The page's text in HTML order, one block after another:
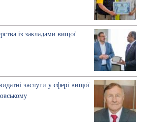
із закладами вищої
заслуги у сфері вищої